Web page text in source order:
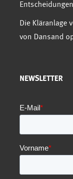
Die Kläranlage
von Dansand
NEWSLETTER